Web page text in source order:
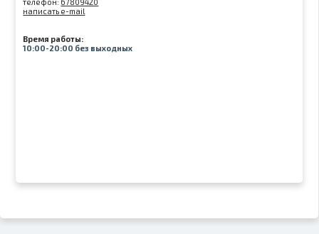
написать e-mail
Время работы:
10:00-20:00 без выходных